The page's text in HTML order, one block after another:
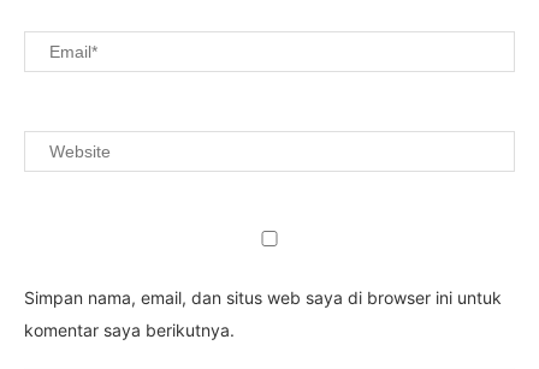
Simpan nama, email, dan situs web saya di browser ini untuk
komentar saya berikutnya.